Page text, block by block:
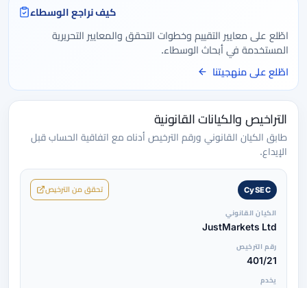
كيف نراجع الوسطاء
اطّلع على معايير التقييم وخطوات التحقق والمعايير التحريرية
المستخدمة في أبحاث الوسطاء.
اطّلع على منهجيتنا
التراخيص والكيانات القانونية
طابق الكيان القانوني ورقم الترخيص أدناه مع اتفاقية الحساب قبل
الإيداع.
CySEC تحقق من الترخيص
الكيان القانوني
JustMarkets Ltd
رقم الترخيص
401/21
يخدم